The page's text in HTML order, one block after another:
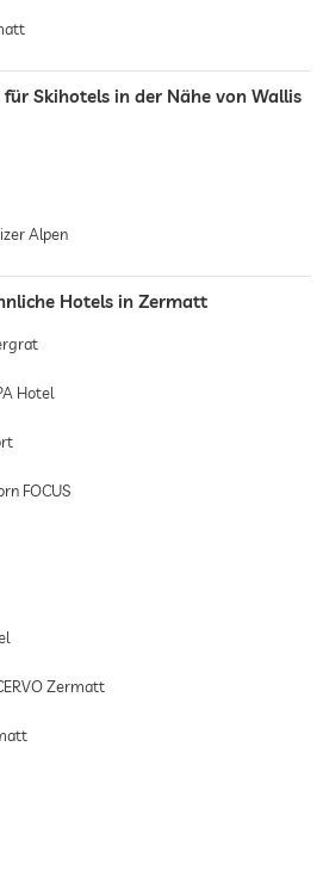
für Skihotels in der Nähe von Wallis
Alpen
Hotels in Zermatt
Hotel
FOCUS
Zermatt